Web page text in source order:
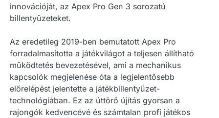
innovációját, az Apex Pro Gen 3 sorozatú
billentyűzeteket.
Az eredetileg 2019-ben bemutatott Apex Pro
forradalmasította a játékvilágot a teljesen állítható
működtetés bevezetésével, ami a mechanikus
kapcsolók megjelenése óta a legjelentősebb
előrelépést jelentette a játékbillentyűzet-
technológiában. Ez az úttörő újítás gyorsan a
rajongók kedvencévé és számtalan profi játékos